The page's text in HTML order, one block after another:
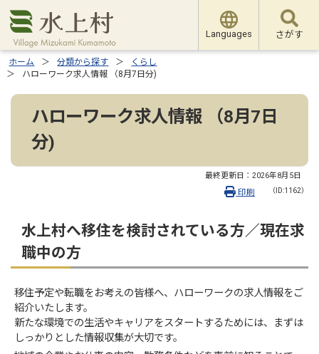
Languages さがす
ホーム 分類から探す
くらし
ハローワーク求人情報 （8月7日分)
ハローワーク求人情報 （8月7日
分)
最終更新日： 2026年8月5日
（ID:1162）
印刷
水上村へ移住を検討されている方／現在求
職中の方
移住予定や転職をお考えの皆様へ、ハローワークの求人情報をご
紹介いたします。
新たな環境での生活やキャリアをスタートするためには、まずは
しっかりとした情報収集が大切です。